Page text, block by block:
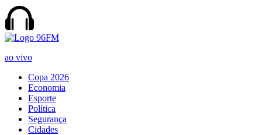
ao vivo
Copa 2026
Economia
Esporte
Política
Segurança
Cidades